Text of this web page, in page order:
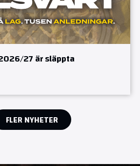
27 är släppta
FLER NYHETER